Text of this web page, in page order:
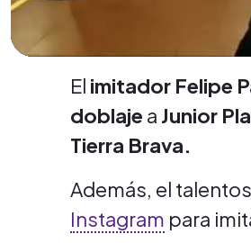
El imitador Felipe
doblaje a Junior
Tierra Brava.
Además, el
Instagram para